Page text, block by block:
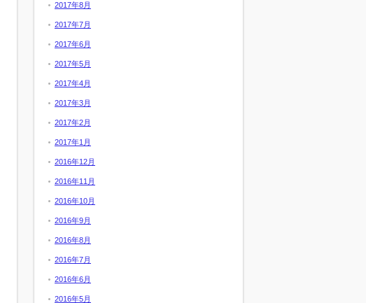
2017年8月
2017年7月
2017年6月
2017年5月
2017年4月
2017年3月
2017年2月
2017年1月
2016年12月
2016年11月
2016年10月
2016年9月
2016年8月
2016年7月
2016年6月
2016年5月